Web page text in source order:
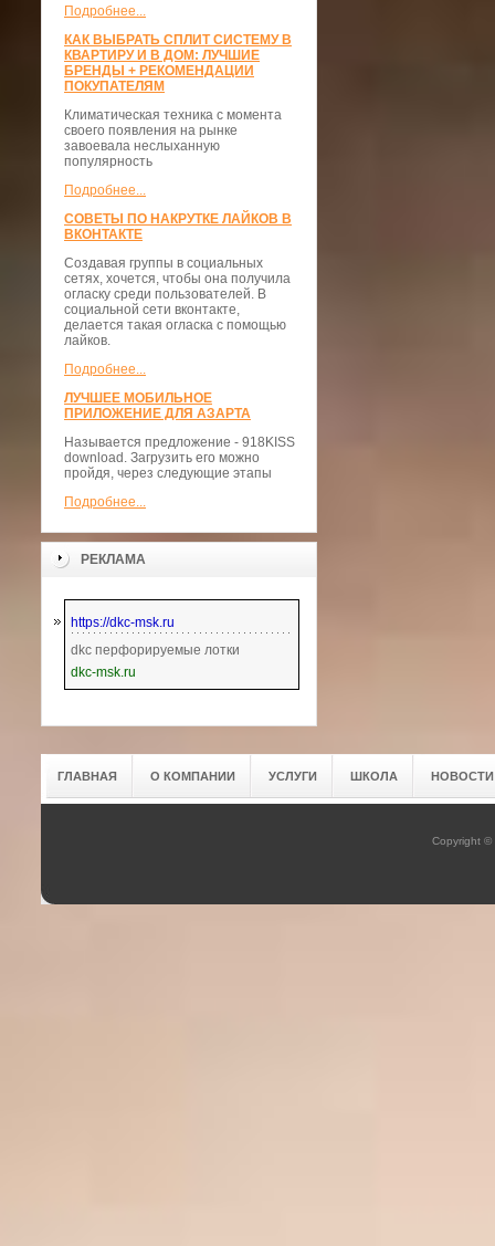
Подробнее...
КАК ВЫБРАТЬ СПЛИТ СИСТЕМУ В
КВАРТИРУ И В ДОМ: ЛУЧШИЕ
БРЕНДЫ + РЕКОМЕНДАЦИИ
ПОКУПАТЕЛЯМ
Климатическая техника с момента
своего появления на рынке
завоевала неслыханную
популярность
Подробнее...
СОВЕТЫ ПО НАКРУТКЕ ЛАЙКОВ В
ВКОНТАКТЕ
Создавая группы в социальных
сетях, хочется, чтобы она получила
огласку среди пользователей. В
социальной сети вконтакте,
делается такая огласка с помощью
лайков.
Подробнее...
ЛУЧШЕЕ МОБИЛЬНОЕ
ПРИЛОЖЕНИЕ ДЛЯ АЗАРТА
Называется предложение - 918KISS
download. Загрузить его можно
пройдя, через следующие этапы
Подробнее...
РЕКЛАМА
https://dkc-msk.ru
dkc перфорируемые лотки
dkc-msk.ru
ГЛАВНАЯ О КОМПАНИИ УСЛУГИ ШКОЛА НОВОСТИ
Copyright